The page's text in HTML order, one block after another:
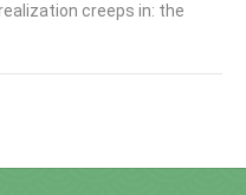
creeps in: the